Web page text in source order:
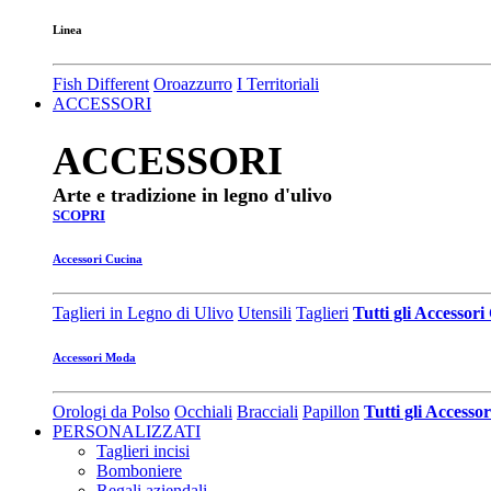
Linea
Fish Different Oroazzurro I Territoriali
ACCESSORI
ACCESSORI
Arte e tradizione in legno d'ulivo
SCOPRI
Accessori Cucina
Taglieri in Legno di Ulivo Utensili Taglieri Tutti gli Accessori
Accessori Moda
Orologi da Polso Occhiali Bracciali Papillon Tutti gli
PERSONALIZZATI
Taglieri incisi
Bomboniere